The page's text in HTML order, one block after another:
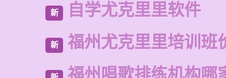
新 自学尤克里里软件
新 福州尤克里里培训班
福州唱歌排练机构哪